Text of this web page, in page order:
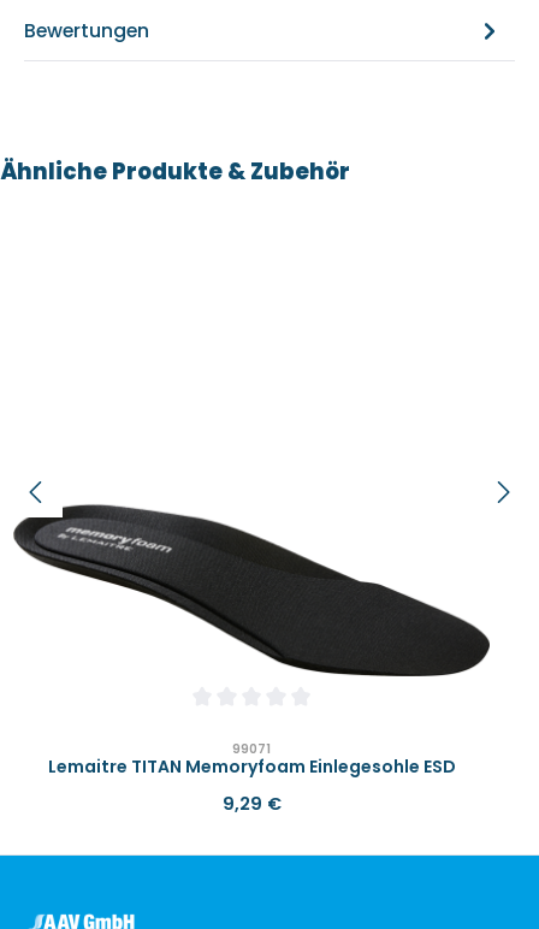
Bewertungen
Produktgalerie überspringen
Ähnliche Produkte & Zubehör
99071
Lemaitre TITAN Memoryfoam Einlegesohle ESD
Regulärer Preis:
9,29 €